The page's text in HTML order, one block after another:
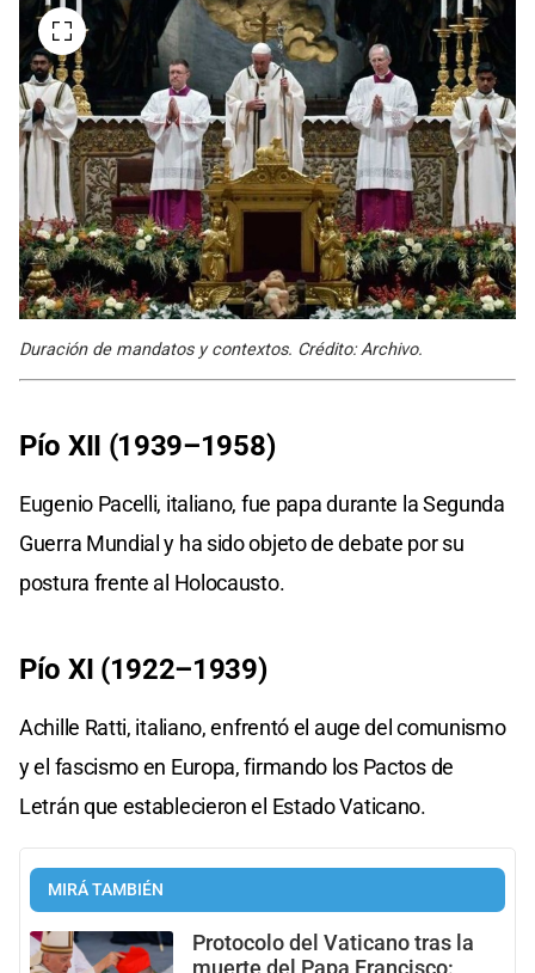
Duración de mandatos y contextos. Crédito: Archivo.
Pío XII (1939–1958)
Eugenio Pacelli, italiano, fue papa durante la Segunda
Guerra Mundial y ha sido objeto de debate por su
postura frente al Holocausto.
Pío XI (1922–1939)
Achille Ratti, italiano, enfrentó el auge del comunismo
y el fascismo en Europa, firmando los Pactos de
Letrán que establecieron el Estado Vaticano.
MIRÁ TAMBIÉN
Protocolo del Vaticano tras la